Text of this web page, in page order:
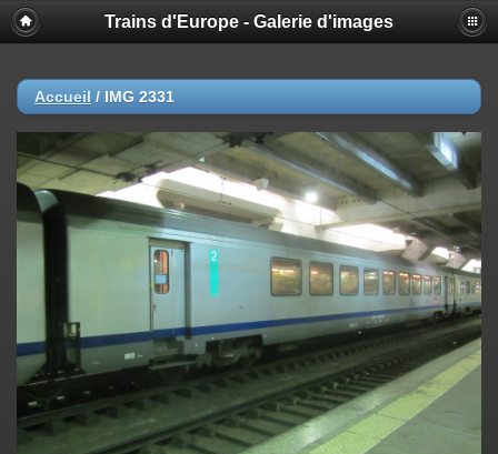
Trains d'Europe - Galerie d'images
Accueil / IMG 2331